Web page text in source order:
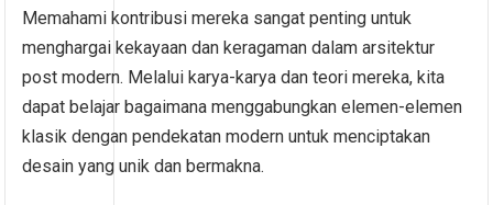
Memahami kontribusi mereka sangat penting untuk
menghargai kekayaan dan keragaman dalam arsitektur
post modern. Melalui karya-karya dan teori mereka, kita
dapat belajar bagaimana menggabungkan elemen-elemen
klasik dengan pendekatan modern untuk menciptakan
desain yang unik dan bermakna.